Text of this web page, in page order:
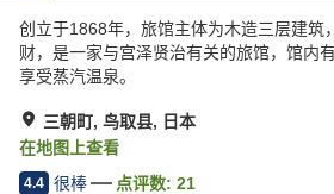
创立于1868年，旅馆主体为木造三层建筑
财，是一家与宫泽贤治有关的旅馆，馆内
享受蒸汽温泉。
三朝町, 鸟取县, 日本
在地图上查看
4.4 很棒 点评数: 21